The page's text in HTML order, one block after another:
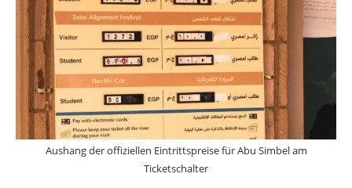
Aushang der offiziellen Eintrittspreise für Abu Simbel am
Ticketschalter